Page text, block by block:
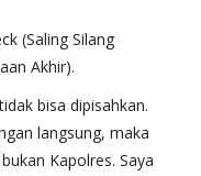
(Saling Silang
Akhir).
bisa dipisahkan.
langsung, maka
Kapolres. Saya